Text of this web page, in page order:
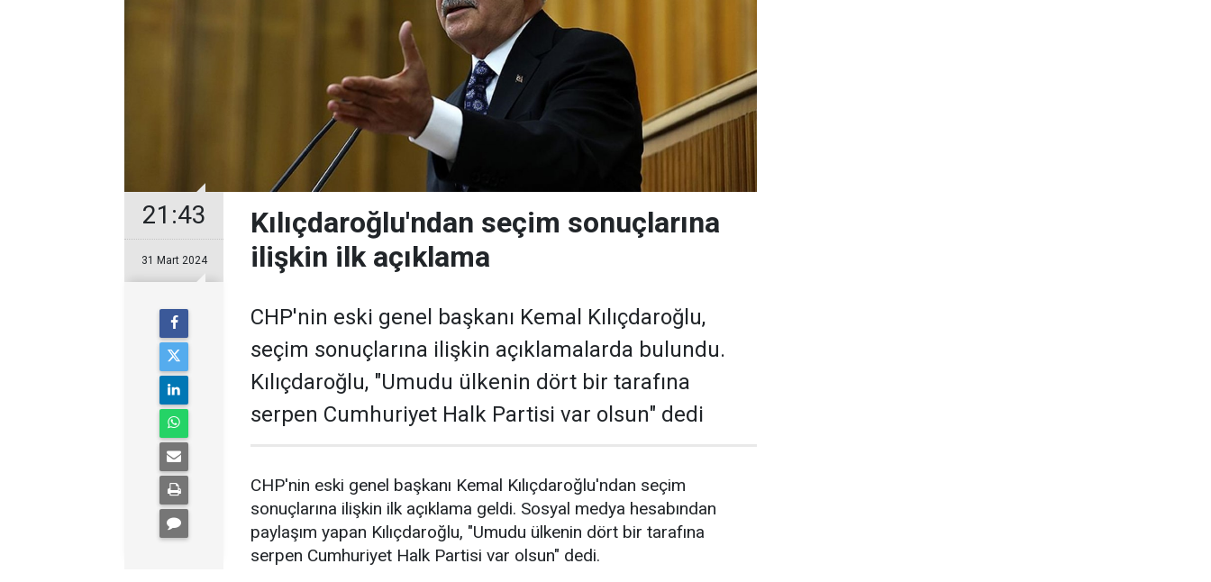
21:43
31 Mart 2024
Kılıçdaroğlu'ndan seçim sonuçlarına
ilişkin ilk açıklama
CHP'nin eski genel başkanı Kemal Kılıçdaroğlu,
seçim sonuçlarına ilişkin açıklamalarda bulundu.
Kılıçdaroğlu, "Umudu ülkenin dört bir tarafına
serpen Cumhuriyet Halk Partisi var olsun" dedi
CHP'nin eski genel başkanı Kemal Kılıçdaroğlu'ndan seçim
sonuçlarına ilişkin ilk açıklama geldi. Sosyal medya hesabından
paylaşım yapan Kılıçdaroğlu, "Umudu ülkenin dört bir tarafına
serpen Cumhuriyet Halk Partisi var olsun" dedi.